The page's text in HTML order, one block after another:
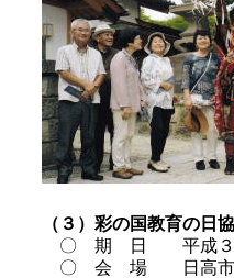
（３）彩の国教育の
〇 期 日 平成３０
〇 会 場 日高市生